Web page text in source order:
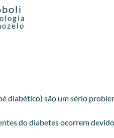
diabético) são um sério
do diabetes ocorrem